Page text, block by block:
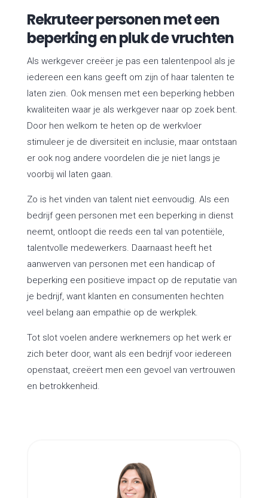
Rekruteer personen met een
beperking en pluk de vruchten
Als werkgever creëer je pas een talentenpool als je
iedereen een kans geeft om zijn of haar talenten te
laten zien. Ook mensen met een beperking hebben
kwaliteiten waar je als werkgever naar op zoek bent.
Door hen welkom te heten op de werkvloer
stimuleer je de diversiteit en inclusie, maar ontstaan
er ook nog andere voordelen die je niet langs je
voorbij wil laten gaan.
Zo is het vinden van talent niet eenvoudig. Als een
bedrijf geen personen met een beperking in dienst
neemt, ontloopt die reeds een tal van potentiële,
talentvolle medewerkers. Daarnaast heeft het
aanwerven van personen met een handicap of
beperking een positieve impact op de reputatie van
je bedrijf, want klanten en consumenten hechten
veel belang aan empathie op de werkplek.
Tot slot voelen andere werknemers op het werk er
zich beter door, want als een bedrijf voor iedereen
openstaat, creëert men een gevoel van vertrouwen
en betrokkenheid.